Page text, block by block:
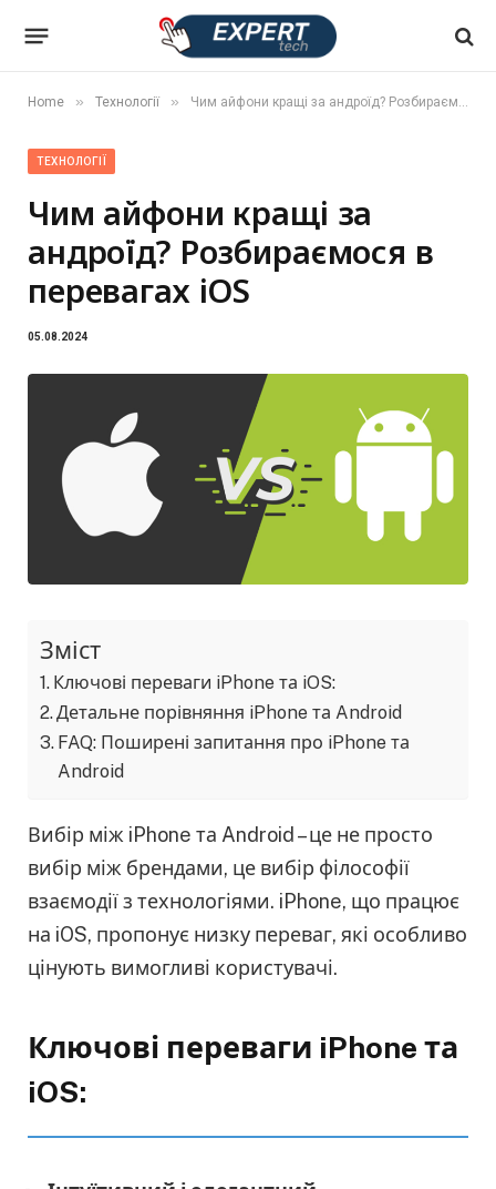
Home » Технології » Чим айфони кращі за андроїд? Розбираємося в перевагах iOS
ТЕХНОЛОГІЇ
Чим айфони кращі за
андроїд? Розбираємося в
перевагах iOS
05.08.2024
Зміст
Ключові переваги iPhone та iOS:
Детальне порівняння iPhone та Android
FAQ: Поширені запитання про iPhone та
Android
Вибір між iPhone та Android – це не просто
вибір між брендами, це вибір філософії
взаємодії з технологіями. iPhone, що працює
на iOS, пропонує низку переваг, які особливо
цінують вимогливі користувачі.
Ключові переваги iPhone та
iOS: